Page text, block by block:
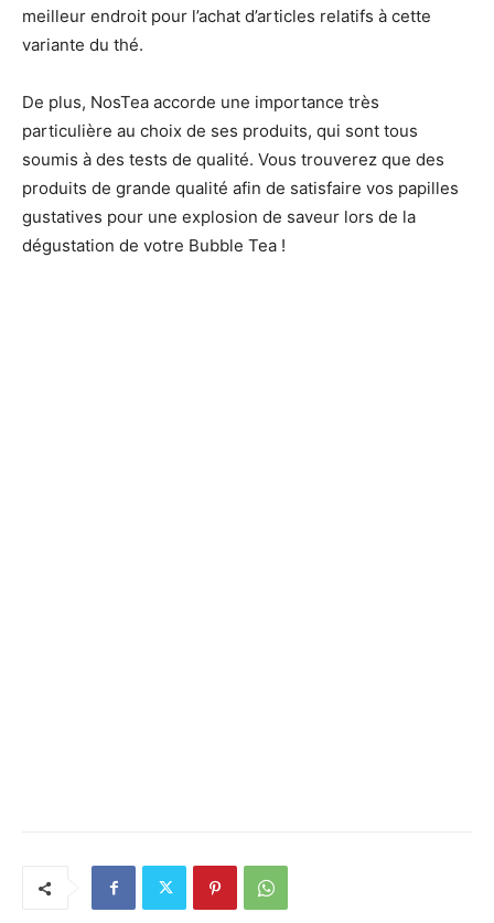
meilleur endroit pour l’achat d’articles relatifs à cette
variante du thé.
De plus, NosTea accorde une importance très
particulière au choix de ses produits, qui sont tous
soumis à des tests de qualité. Vous trouverez que des
produits de grande qualité afin de satisfaire vos papilles
gustatives pour une explosion de saveur lors de la
dégustation de votre Bubble Tea !